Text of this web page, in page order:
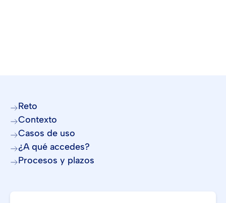
Reto
Contexto
Casos de uso
¿A qué accedes?
Procesos y plazos